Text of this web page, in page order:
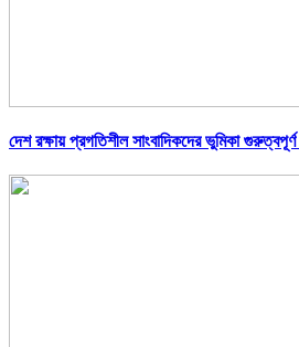
দেশ রক্ষায় প্রগতিশীল সাংবাদিকদের ভুমিকা